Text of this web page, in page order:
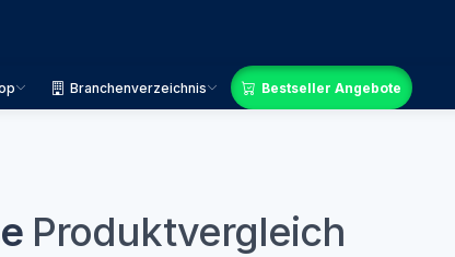
Branchenverzeichnis Bestseller Angebote
Produktvergleich